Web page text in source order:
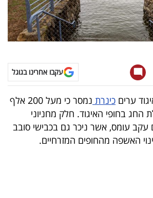
עקבו אחרינו בגוגל
ערים כינרת
נמסר כי מעל 200 אלף
החג בחופי האיגוד. חלק מחניוני
עקב עומס, אשר ניכר גם בכבישי סובב
האשפה מהחופים המזרחיים.